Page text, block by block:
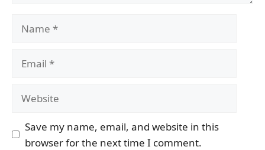
Save my name, email, and website in this
browser for the next time I comment.